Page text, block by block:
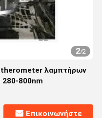
2/2
λαμπτήρων
280-800nm
Επικοινωνήστε